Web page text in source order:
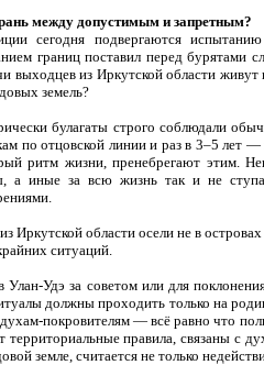
между допустимым и запретным?
сегодня подвергаются
границ поставил перед бурятами
выходцев из Иркутской области
земель?
булагаты строго соблюдали
по отцовской линии и раз в 3–5 лет
ритм жизни, пренебрегают этим.
а иные за всю жизнь так и не
области осели не в
ситуаций.
Удэ за советом или для
должны проходить только на
покровителям — всё равно что
правила, связаны с
земле, считается не только